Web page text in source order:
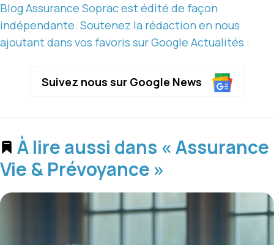
Blog Assurance Soprac est édité de façon
indépendante. Soutenez la rédaction en nous
ajoutant dans vos favoris sur Google Actualités :
Suivez nous sur Google News
À lire aussi dans « Assurance
Vie & Prévoyance »